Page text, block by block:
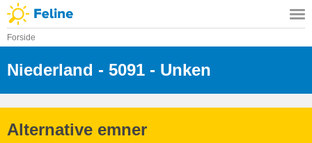
Forside
Niederland - 5091 - Unken
Alternative emner